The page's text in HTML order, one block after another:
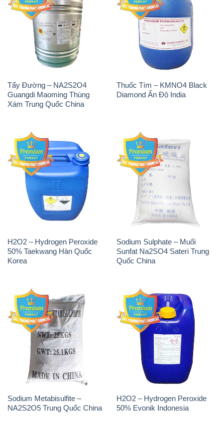
Tẩy Đường – NA2S2O4
Guangdi Maoming Thùng
Xám Trung Quốc China
Thuốc Tím – KMNO4 Black
Diamond Ấn Độ India
H2O2 – Hydrogen Peroxide
50% Taekwang Hàn Quốc
Sodium Sulphate – Muối
Sunfat Na2SO4 Sateri Trung
Quốc China
Sodium Metabisulfite –
NA2S2O5 Trung Quốc China
H2O2 – Hydrogen Peroxide
50% Evonik Indonesia